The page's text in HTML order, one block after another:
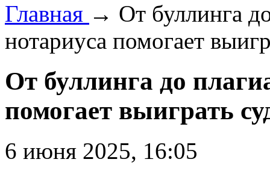
Главная → От буллинга
нотариуса помогает
От буллинга до
помогает выиграть
6 июня 2025, 16:05